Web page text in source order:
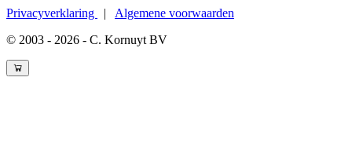
Privacyverklaring | Algemene voorwaarden
© 2003 - 2026 - C. Kornuyt BV